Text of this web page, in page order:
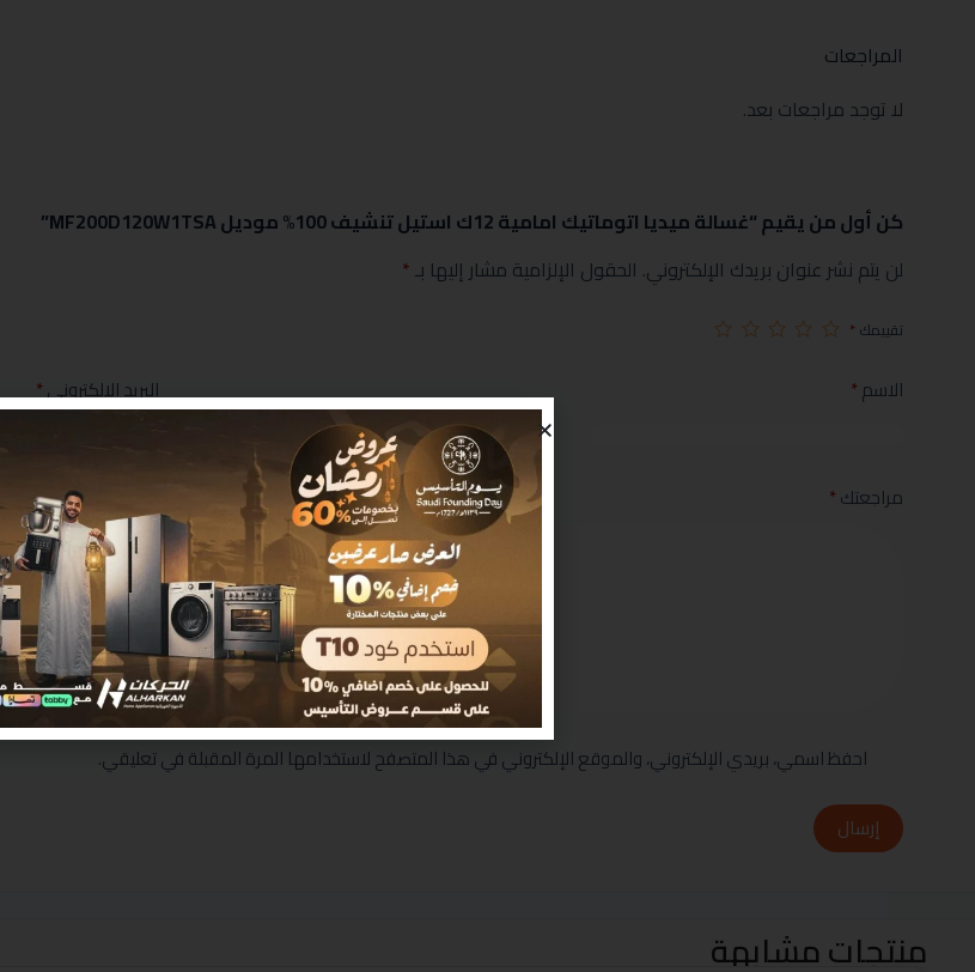
المراجعات
لا توجد مراجعات بعد.
كن أول من يقيم “غسالة ميديا اتوماتيك امامية 12ك استيل تنشيف 100% موديل MF200D120W1TSA”
لن يتم نشر عنوان بريدك الإلكتروني. الحقول الإلزامية مشار إليها بـ*
تقييمك *
الاسم* البريد الإلكتروني*
مراجعتك*
احفظ اسمي، بريدي الإلكتروني، والموقع الإلكتروني في هذا المتصفح لاستخدامها المرة المقبلة في تعليقي.
إرسال
منتجات مشابهة